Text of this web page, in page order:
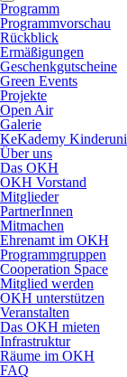
Programm
Programmvorschau
Rückblick
Ermäßigungen
Geschenkgutscheine
Green Events
Projekte
Open Air
Galerie
KeKademy Kinderuni
Über uns
Das OKH
OKH Vorstand
Mitglieder
PartnerInnen
Mitmachen
Ehrenamt im OKH
Programmgruppen
Cooperation Space
Mitglied werden
OKH unterstützen
Veranstalten
Das OKH mieten
Infrastruktur
Räume im OKH
FAQ